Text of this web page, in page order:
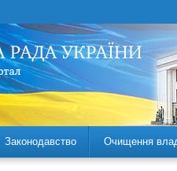
Законодавство Очищення